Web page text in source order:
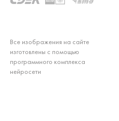
Все изображения на сайте
изготовлены с помощью
программного комплекса
нейросети